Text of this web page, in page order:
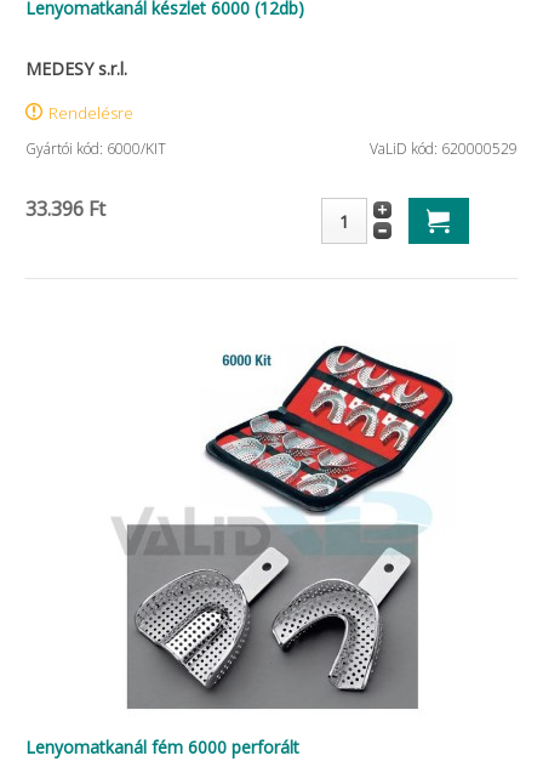
Lenyomatkanál készlet 6000 (12db)
MEDESY s.r.l.
Rendelésre
Gyártói kód: 6000/KIT VaLiD kód: 620000529
33.396 Ft
Lenyomatkanál fém 6000 perforált